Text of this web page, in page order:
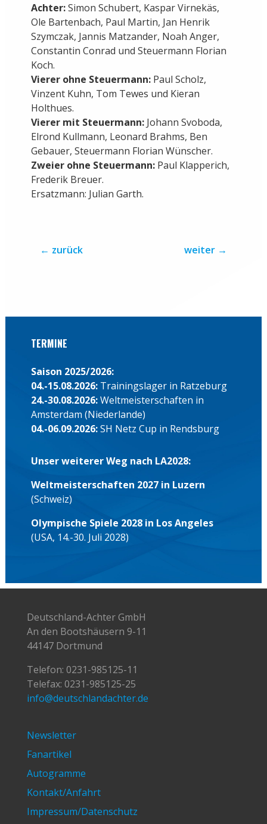
Achter:Simon Schubert, Kaspar Virnekäs,
Ole Bartenbach, Paul Martin, Jan Henrik
Szymczak, Jannis Matzander, Noah Anger,
Constantin Conrad und Steuermann Florian
Koch.
Vierer ohne Steuermann:Paul Scholz,
Vinzent Kuhn, Tom Tewes und Kieran
Holthues.
Vierer mit Steuermann:Johann Svoboda,
Elrond Kullmann, Leonard Brahms, Ben
Gebauer, Steuermann Florian Wünscher.
Zweier ohne Steuermann:Paul Klapperich,
Frederik Breuer.
Ersatzmann: Julian Garth.
← zurück weiter →
TERMINE
Saison 2025/2026:
04.-15.08.2026: Trainingslager in Ratzeburg
24.-30.08.2026:Weltmeisterschaften in
Amsterdam (Niederlande)
04.-06.09.2026:SH Netz Cup in Rendsburg
Unser weiterer Weg nach LA2028:
Weltmeisterschaften 2027 in Luzern
(Schweiz)
Olympische Spiele 2028 in Los Angeles
(USA, 14.-30. Juli 2028)
Deutschland-Achter GmbH
An den Bootshäusern 9-11
44147 Dortmund
Telefon: 0231-985125-11
Telefax: 0231-985125-25
info@deutschlandachter.de
Newsletter
Fanartikel
Autogramme
Kontakt/Anfahrt
Impressum/Datenschutz